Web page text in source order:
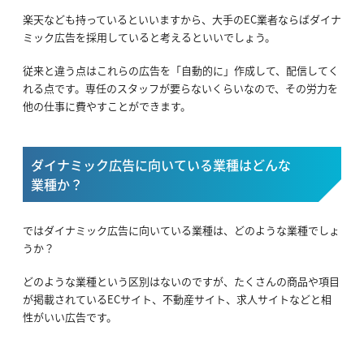
楽天なども持っているといいますから、大手のEC業者ならばダイナ
ミック広告を採用していると考えるといいでしょう。
従来と違う点はこれらの広告を「自動的に」作成して、配信してく
れる点です。専任のスタッフが要らないくらいなので、その労力を
他の仕事に費やすことができます。
ダイナミック広告に向いている業種はどんな
業種か？
ではダイナミック広告に向いている業種は、どのような業種でしょ
うか？
どのような業種という区別はないのですが、たくさんの商品や項目
が掲載されているECサイト、不動産サイト、求人サイトなどと相
性がいい広告です。